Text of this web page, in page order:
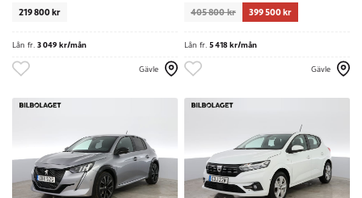
219 800 kr
Lån fr. 3 049 kr/mån
Gävle
405 800 kr 399 500 kr
Lån fr. 5 418 kr/mån
Gävle